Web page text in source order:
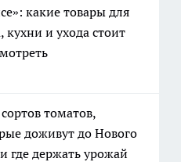
какие товары для
кухни и ухода стоит
томатов,
доживут до Нового
где держать урожай